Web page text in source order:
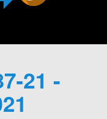
21 -